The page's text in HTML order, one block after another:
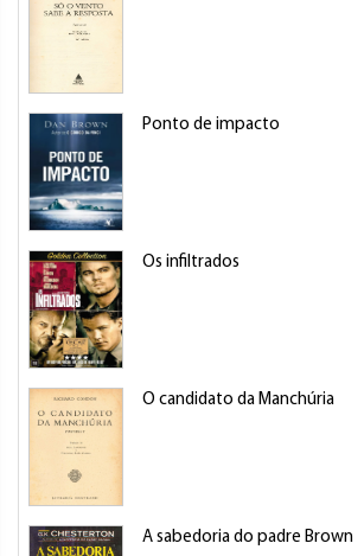
Ponto de impacto
Os infiltrados
O candidato da Manchúria
A sabedoria do padre Brown